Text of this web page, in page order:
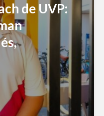
de UVP: